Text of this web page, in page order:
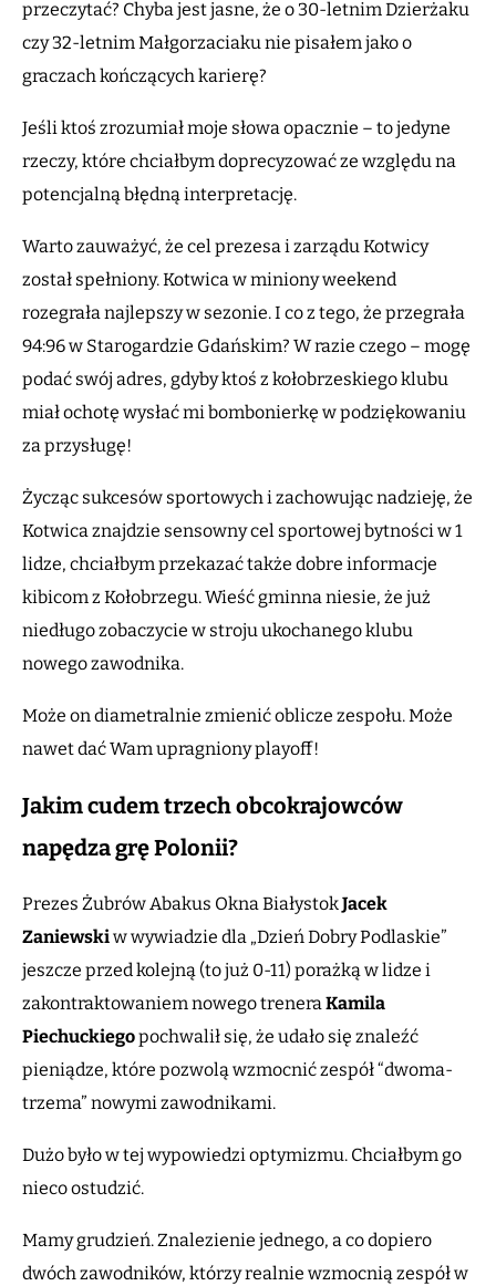
przeczytać? Chyba jest jasne, że o 30-letnim Dzierżaku
czy 32-letnim Małgorzaciaku nie pisałem jako o
graczach kończących karierę?
Jeśli ktoś zrozumiał moje słowa opacznie – to jedyne
rzeczy, które chciałbym doprecyzować ze względu na
potencjalną błędną interpretację.
Warto zauważyć, że cel prezesa i zarządu Kotwicy
został spełniony. Kotwica w miniony weekend
rozegrała najlepszy w sezonie. I co z tego, że przegrała
94:96 w Starogardzie Gdańskim? W razie czego – mogę
podać swój adres, gdyby ktoś z kołobrzeskiego klubu
miał ochotę wysłać mi bombonierkę w podziękowaniu
za przysługę!
Życząc sukcesów sportowych i zachowując nadzieję, że
Kotwica znajdzie sensowny cel sportowej bytności w 1
lidze, chciałbym przekazać także dobre informacje
kibicom z Kołobrzegu. Wieść gminna niesie, że już
niedługo zobaczycie w stroju ukochanego klubu
nowego zawodnika.
Może on diametralnie zmienić oblicze zespołu. Może
nawet dać Wam upragniony playoff!
Jakim cudem trzech obcokrajowców
napędza grę Polonii?
Prezes Żubrów Abakus Okna BiałystokJacek
Zaniewskiw wywiadzie dla „Dzień Dobry Podlaskie”
jeszcze przed kolejną (to już 0-11) porażką w lidze i
zakontraktowaniem nowego treneraKamila
Piechuckiegopochwalił się, że udało się znaleźć
pieniądze, które pozwolą wzmocnić zespół “dwoma-
trzema” nowymi zawodnikami.
Dużo było w tej wypowiedzi optymizmu. Chciałbym go
nieco ostudzić.
Mamy grudzień. Znalezienie jednego, a co dopiero
dwóch zawodników, którzy realnie wzmocnią zespół w